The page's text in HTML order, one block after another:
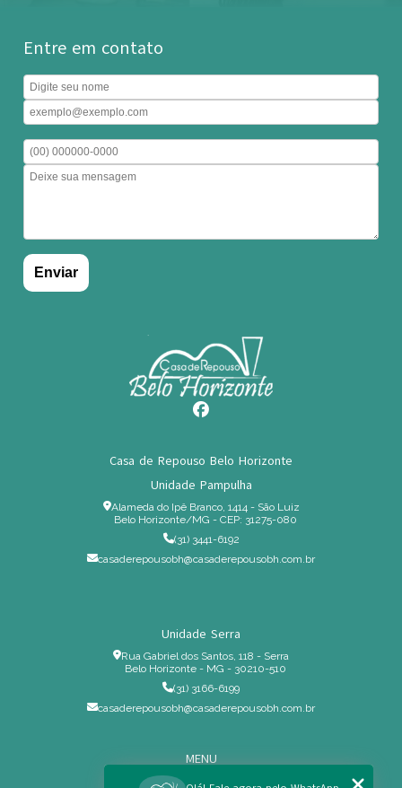
Entre em contato
Casa de Repouso Belo Horizonte
Unidade Pampulha
Alameda do Ipê Branco, 1414 - São Luiz
Belo Horizonte/MG - CEP: 31275-080
(31) 3441-6192
casaderepousobh@casaderepousobh.com.br
Unidade Serra
Rua Gabriel dos Santos, 118 - Serra
Belo Horizonte - MG - 30210-510
(31) 3166-6199
casaderepousobh@casaderepousobh.com.br
MENU
Home